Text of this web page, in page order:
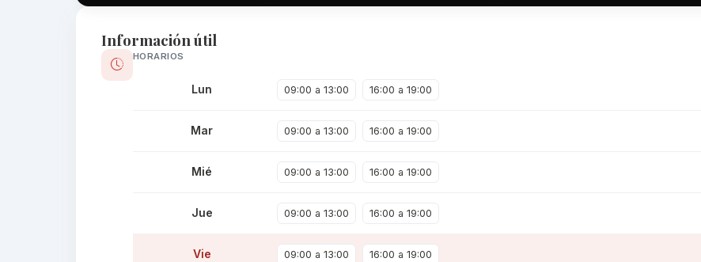
Información útil
HORARIOS
Lun 09:00 a 13:00 16:00 a 19:00
Mar 09:00 a 13:00 16:00 a 19:00
Mié 09:00 a 13:00 16:00 a 19:00
Jue 09:00 a 13:00 16:00 a 19:00
Vie 09:00 a 13:00 16:00 a 19:00